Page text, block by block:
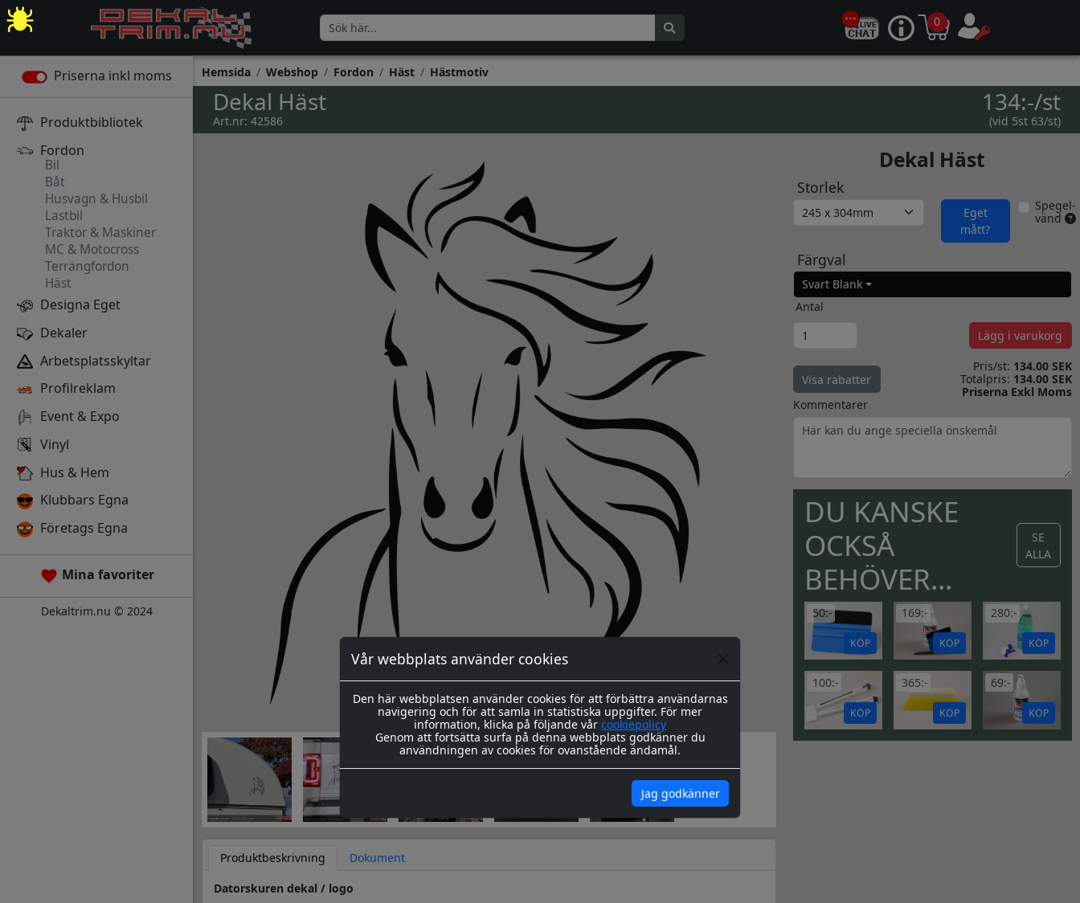
Vår webbplats använder cookies
Den här webbplatsen använder cookies för att förbättra användarnas
navigering och för att samla in statistiska uppgifter. För mer
information, klicka på följande vår cookiepolicy
Genom att fortsätta surfa på denna webbplats godkänner du
användningen av cookies för ovanstående ändamål.
Jag godkänner
0
Priserna inkl moms
Produktbibliotek
Fordon
Bil
Båt
Husvagn & Husbil
Lastbil
Traktor & Maskiner
MC & Motocross
Terrängfordon
Häst
Designa Eget
Dekaler
Arbetsplatsskyltar
Profilreklam
Event & Expo
Vinyl
Hus & Hem
Klubbars Egna
Företags Egna
Mina favoriter
Dekaltrim.nu © 2024
Hemsida Webshop Fordon Häst Hästmotiv
Dekal Häst
Art.nr: 42586
134:-/st
(vid 5st 63/st)
Produktbeskrivning
Dokument
Datorskuren dekal / logo
Dekal Häst
Storlek
Eget
mått?
Spegel-
vänd
Färgval
Svart Blank
Antal
Lägg i varukorg
Visa rabatter
Pris/st: 134.00 SEK
Totalpris: 134.00 SEK
Priserna Exkl Moms
Kommentarer
DU KANSKE
OCKSÅ
BEHÖVER...
SE
ALLA
50:-
KÖP
169:-
KÖP
280:-
KÖP
100:-
KÖP
365:-
KÖP
69:-
KÖP